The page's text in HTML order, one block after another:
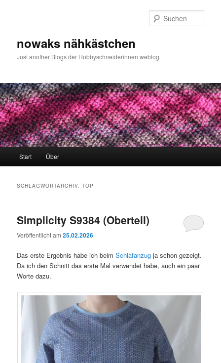
nowaks nähkästchen
Just another Blogs der Hobbyschneiderinnen weblog
Start Über
SCHLAGWORTARCHIV:TOP
Simplicity S9384 (Oberteil)
Veröffentlicht am25.02.2026
Das erste Ergebnis habe ich beimSchlafanzug ja schon gezeigt.
Da ich den Schnitt das erste Mal verwendet habe, auch ein paar
Worte dazu.